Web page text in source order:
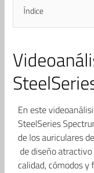
Índice
En este
SteelSeries
de los auriculares
de diseño
calidad, cómodos y